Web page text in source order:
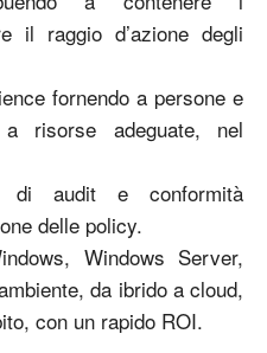
il raggio d’azione degli
fornendo a persone e
a risorse adeguate, nel
di audit e conformità
delle policy.
Windows Server,
da ibrido a cloud,
con un rapido ROI.